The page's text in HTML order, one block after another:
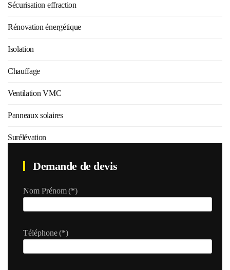
Sécurisation effraction
Rénovation énergétique
Isolation
Chauffage
Ventilation VMC
Panneaux solaires
Surélévation
Demande de devis
Nom Prénom(*)
Téléphone(*)